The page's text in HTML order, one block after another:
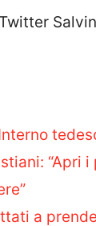
“Apri i
a